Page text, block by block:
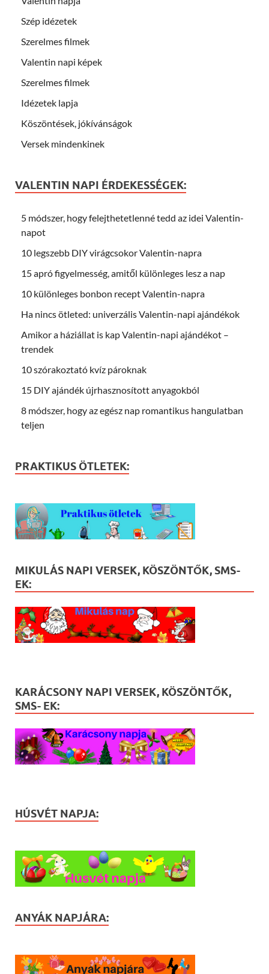
Szép idézetek
Szerelmes filmek
Valentin napi képek
Szerelmes filmek
Idézetek lapja
Köszöntések, jókívánságok
Versek mindenkinek
VALENTIN NAPI ÉRDEKESSÉGEK:
5 módszer, hogy felejthetetlenné tedd az idei Valentin-
napot
10 legszebb DIY virágcsokor Valentin-napra
15 apró figyelmesség, amitől különleges lesz a nap
10 különleges bonbon recept Valentin-napra
Ha nincs ötleted: univerzális Valentin-napi ajándékok
Amikor a háziállat is kap Valentin-napi ajándékot –
trendek
10 szórakoztató kvíz pároknak
15 DIY ajándék újrhasznosított anyagokból
8 módszer, hogy az egész nap romantikus hangulatban
teljen
PRAKTIKUS ÖTLETEK:
MIKULÁS NAPI VERSEK, KÖSZÖNTŐK, SMS-
EK:
KARÁCSONY NAPI VERSEK, KÖSZÖNTŐK,
SMS- EK:
HÚSVÉT NAPJA:
ANYÁK NAPJÁRA: